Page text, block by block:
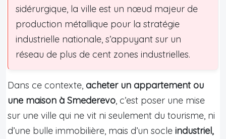
sidérurgique, la ville est un nœud majeur de
production métallique pour la stratégie
industrielle nationale, s’appuyant sur un
réseau de plus de cent zones industrielles.
Dans ce contexte, acheter un appartement ou
une maison à Smederevo, c’est poser une mise
sur une ville qui ne vit ni seulement du tourisme, ni
d’une bulle immobilière, mais d’un socle industriel,